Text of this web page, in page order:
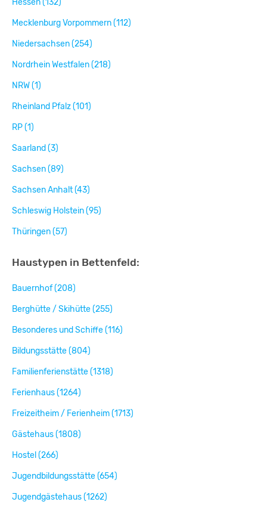
Mecklenburg Vorpommern (112)
Niedersachsen (254)
Nordrhein Westfalen (218)
NRW (1)
Rheinland Pfalz (101)
RP (1)
Saarland (3)
Sachsen (89)
Sachsen Anhalt (43)
Schleswig Holstein (95)
Thüringen (57)
Haustypen in Bettenfeld:
Bauernhof (208)
Berghütte / Skihütte (255)
Besonderes und Schiffe (116)
Bildungsstätte (804)
Familienferienstätte (1318)
Ferienhaus (1264)
Freizeitheim / Ferienheim (1713)
Gästehaus (1808)
Hostel (266)
Jugendbildungsstätte (654)
Jugendgästehaus (1262)